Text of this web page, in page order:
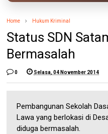
Home Hukum Kriminal
Status SDN
Bermasalah
0 Selasa, 04 November 2014
Pembangunan Sekolah
Lawa yang berlokasi di
diduga bermasalah.